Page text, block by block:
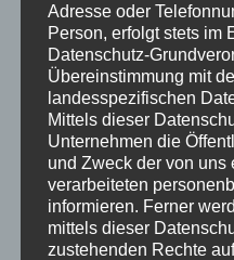
Wir werden ihn als
engagierten Menschen
unser Schulleben auf
hat. Sein Wirken und
uns fehlen und in
Unser tiefes Mitgefühl
Angehörigen. Wir
dieser schweren Zeit.
In stiller Trauer
Adresse oder
Person, erfolgt stets im
Datenschutz-
Übereinstimmung mit
landesspezifischen
Mittels dieser
Unternehmen die
und Zweck der von uns
verarbeiteten
informieren. Ferner
mittels dieser
zustehenden Rechte